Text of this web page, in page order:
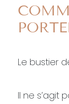
Le bustier
Il ne s’agit